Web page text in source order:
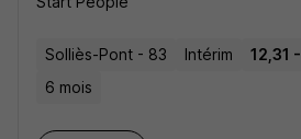
Solliès-Pont - 83 Intérim
12,31
6 mois